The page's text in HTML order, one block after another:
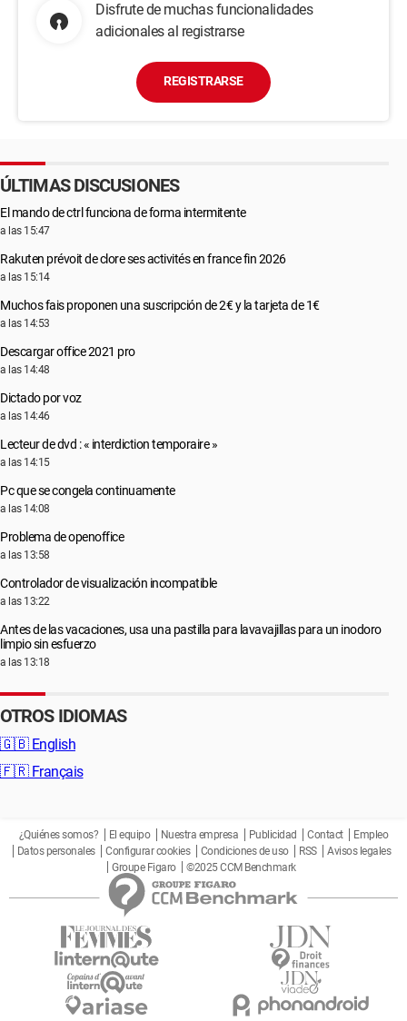
Disfrute de muchas funcionalidades
adicionales al registrarse
REGISTRARSE
ÚLTIMAS DISCUSIONES
El mando de ctrl funciona de forma intermitente
a las 15:47
Rakuten prévoit de clore ses activités en france fin 2026
a las 15:14
Muchos fais proponen una suscripción de 2€ y la tarjeta de 1€
a las 14:53
Descargar office 2021 pro
a las 14:48
Dictado por voz
a las 14:46
Lecteur de dvd : « interdiction temporaire »
a las 14:15
Pc que se congela continuamente
a las 14:08
Problema de openoffice
a las 13:58
Controlador de visualización incompatible
a las 13:22
Antes de las vacaciones, usa una pastilla para lavavajillas para un inodoro
limpio sin esfuerzo
a las 13:18
OTROS IDIOMAS
🇬🇧 English
🇫🇷 Français
¿Quiénes somos? El equipo Nuestra empresa Publicidad Contact
Empleo
Datos personales
Configurar cookies Condiciones de uso RSS
Avisos legales
Groupe Figaro
©2025 CCM Benchmark